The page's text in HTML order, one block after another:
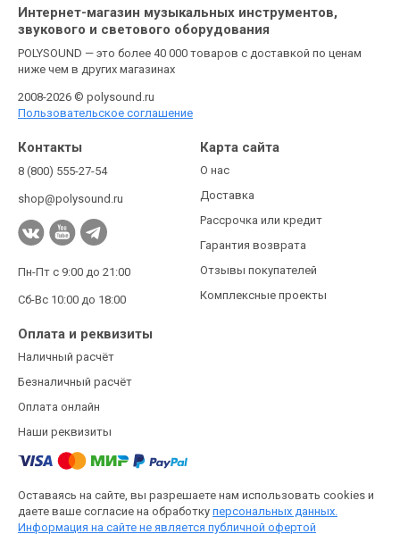
Интернет-магазин музыкальных инструментов,
звукового и светового оборудования
POLYSOUND — это более 40 000 товаров с доставкой по ценам
ниже чем в других магазинах
2008-2026 © polysound.ru
Пользовательское соглашение
Контакты
8 (800) 555-27-54
shop@polysound.ru
Пн-Пт с 9:00 до 21:00
Сб-Вс 10:00 до 18:00
Карта сайта
О нас
Доставка
Рассрочка или кредит
Гарантия возврата
Отзывы покупателей
Комплексные проекты
Оплата и реквизиты
Наличный расчёт
Безналичный расчёт
Оплата онлайн
Наши реквизиты
Оставаясь на сайте, вы разрешаете нам использовать cookies и
даете ваше согласие на обработку персональных данных.
Информация на сайте не является публичной офертой